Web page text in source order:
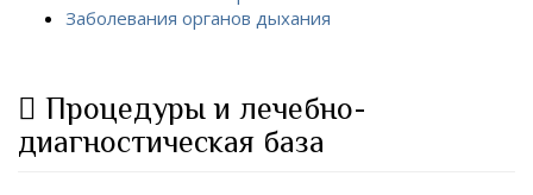
Заболевания органов дыхания
Процедуры и лечебно-
диагностическая база